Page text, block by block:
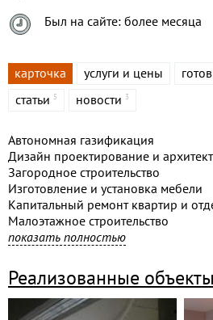
Был на сайте: более месяца
карточка услуги и цены
статьи 5 новости 3
Автономная газификация
Дизайн проектирование и
Загородное строительство
Изготовление и установка мебели
Капитальный ремонт квартир и
Малоэтажное строительство
Наливные полы эпоксидные и зd
Перепланировка двухкомнатной
Перепланировка однокомнатной
Перепланировка помещений
показать полностью
Реализованные объекты